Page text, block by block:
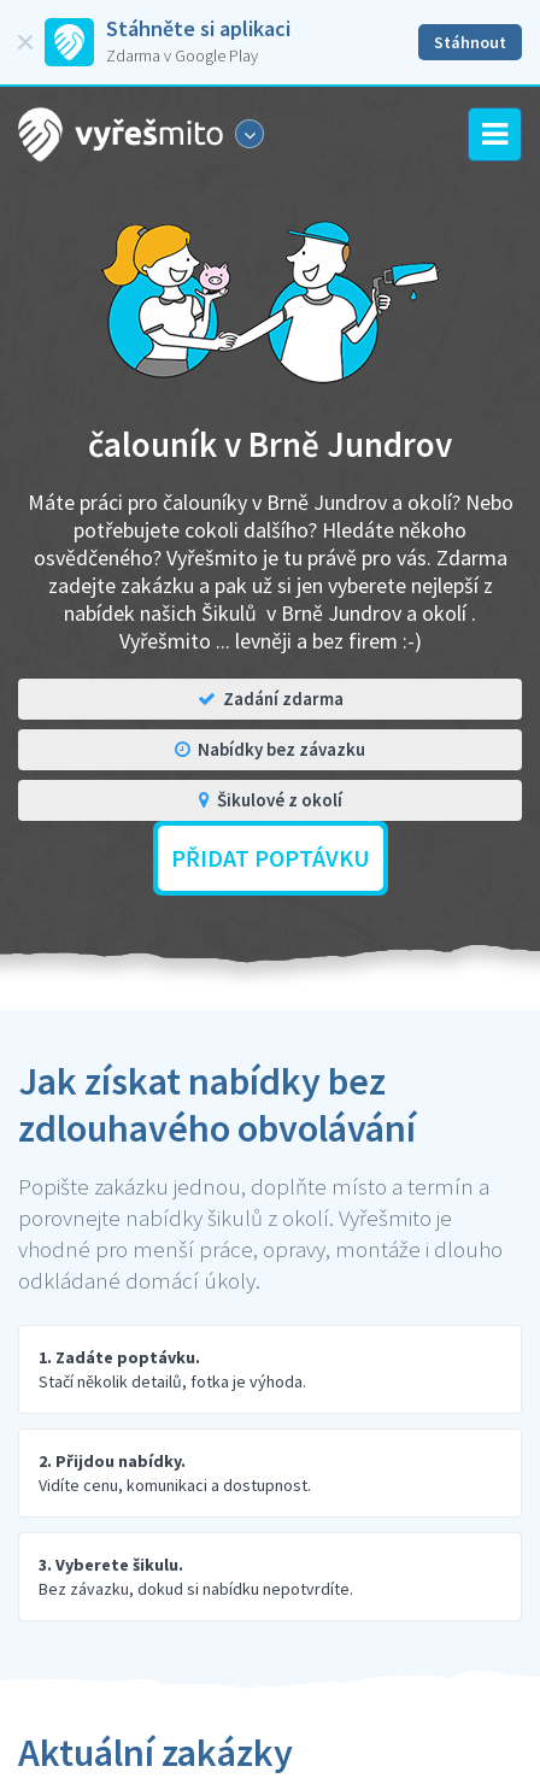
Stáhněte si aplikaci
Zdarma v Google Play
Stáhnout
čalouník v Brně Jundrov
Máte práci pro čalouníky v Brně Jundrov a okolí? Nebo
potřebujete cokoli dalšího? Hledáte někoho
osvědčeného? Vyřešmito je tu právě pro vás. Zdarma
zadejte zakázku a pak už si jen vyberete nejlepší z
nabídek našich Šikulů v Brně Jundrov a okolí .
Vyřešmito ... levněji a bez firem :-)
Zadání zdarma
Nabídky bez závazku
Šikulové z okolí
PŘIDAT POPTÁVKU
Jak získat nabídky bez
zdlouhavého obvolávání
Popište zakázku jednou, doplňte místo a termín a
porovnejte nabídky šikulů z okolí. Vyřešmito je
vhodné pro menší práce, opravy, montáže i dlouho
odkládané domácí úkoly.
1. Zadáte poptávku.
Stačí několik detailů, fotka je výhoda.
2. Přijdou nabídky.
Vidíte cenu, komunikaci a dostupnost.
3. Vyberete šikulu.
Bez závazku, dokud si nabídku nepotvrdíte.
Aktuální zakázky